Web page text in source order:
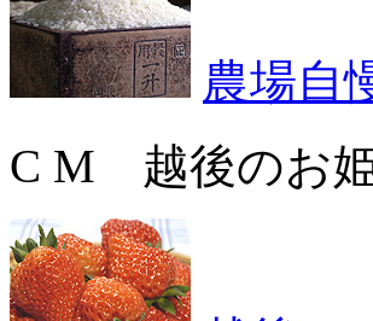
農場自
C M 越後のお